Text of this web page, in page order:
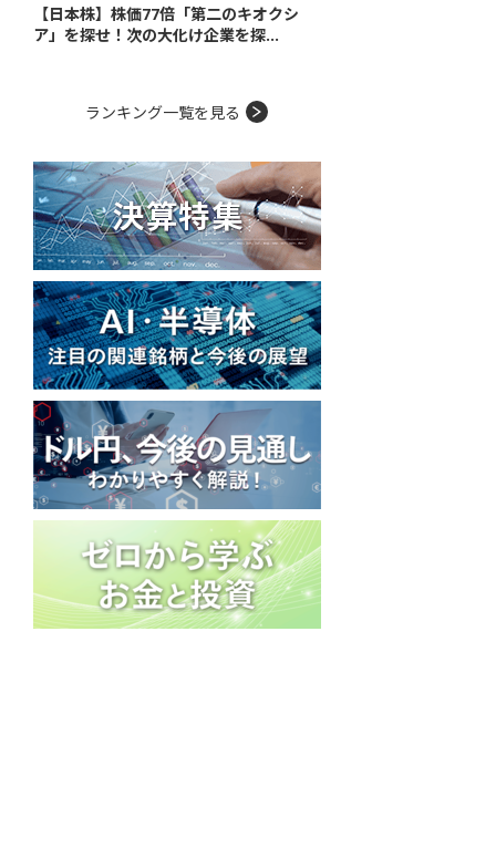
【日本株】株価77倍「第二のキオクシ
ア」を探せ！次の大化け企業を探...
ランキング一覧を見る